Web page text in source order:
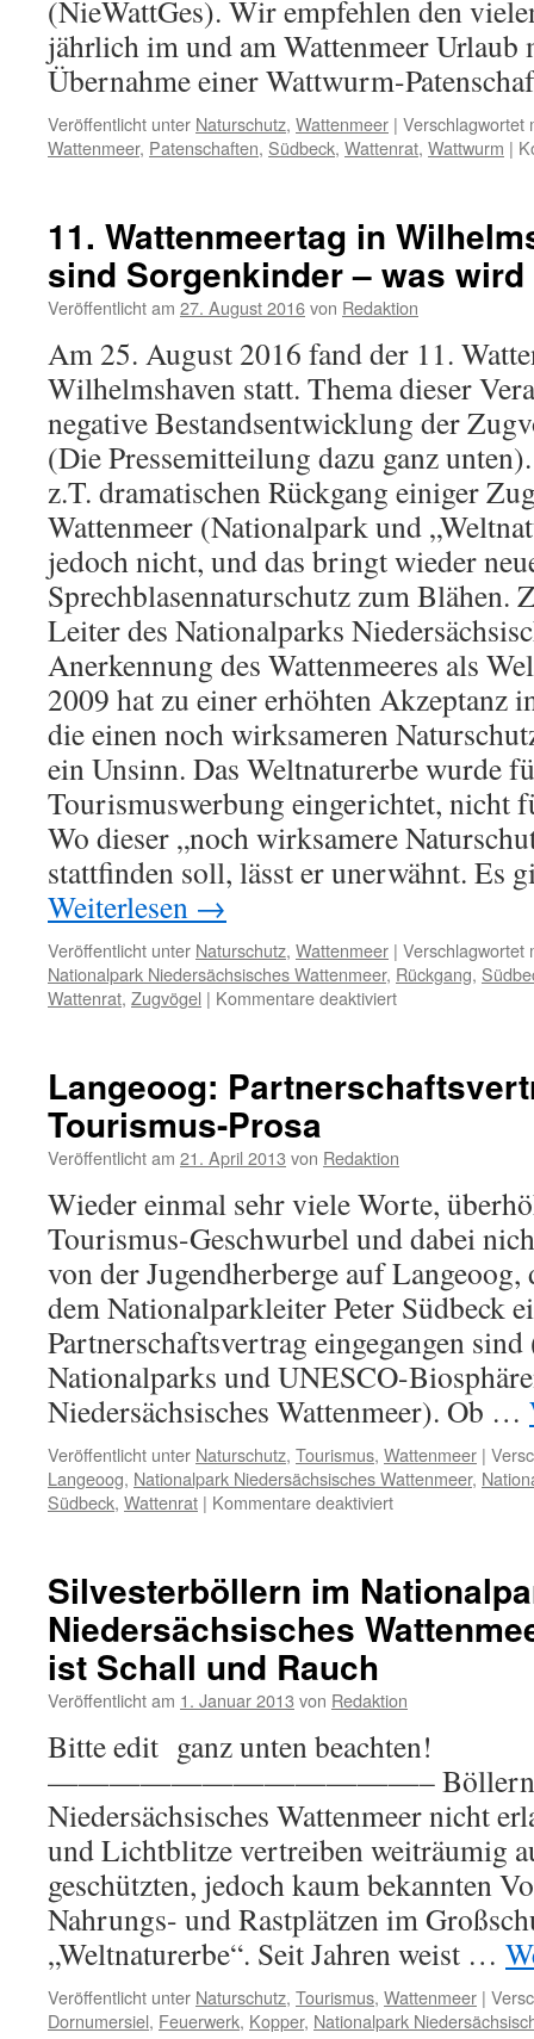
(NieWattGes). Wir empfehlen den
jährlich im und am Wattenmeer Urlaub
Übernahme einer Wattwurm-
Veröffentlicht unter Naturschutz, Wattenmeer | Verschlagwortet
Wattenmeer, Patenschaften, Südbeck, Wattenrat, Wattwurm |
11. Wattenmeertag in
sind Sorgenkinder – was
Veröffentlicht am 27. August 2016von Redaktion
Am 25. August 2016 fand der 11.
Wilhelmshaven statt. Thema dieser
negative Bestandsentwicklung der
(Die Pressemitteilung dazu ganz
z.T. dramatischen Rückgang einiger
Wattenmeer (Nationalpark und
jedoch nicht, und das bringt wieder
Sprechblasennaturschutz zum Blähen.
Leiter des Nationalparks
Anerkennung des Wattenmeeres als
2009 hat zu einer erhöhten Akzeptanz
die einen noch wirksameren
ein Unsinn. Das Weltnaturerbe wurde
Tourismuswerbung eingerichtet, nicht
Wo dieser „noch wirksamere
stattfinden soll, lässt er unerwähnt. Es
Weiterlesen →
Veröffentlicht unter Naturschutz, Wattenmeer | Verschlagwortet
Nationalpark Niedersächsisches Wattenmeer, Rückgang,
Wattenrat, Zugvögel | Kommentare deaktiviertfür
Wilhelmshaven:
Sorgenkinder
was
wird
getan?
Langeoog:
Tourismus-Prosa
Veröffentlicht am 21. April 2013 von Redaktion
Wieder einmal sehr viele Worte,
Tourismus-Geschwurbel und dabei
von der Jugendherberge auf
dem Nationalparkleiter Peter Südbeck
Partnerschaftsvertrag eingegangen
Nationalparks und UNESCO-
Niedersächsisches Wattenmeer). Ob …
Veröffentlicht unter Naturschutz, Tourismus, Wattenmeer |
Langeoog, Nationalpark Niedersächsisches Wattenmeer,
Südbeck, Wattenrat | Kommentare deaktiviertfür
leerer
Tourismus-
Prosa
Silvesterböllern im
Niedersächsisches
ist Schall und Rauch
Veröffentlicht am 1. Januar 2013 von Redaktion
Bitte edit ganz unten beachten!
————————————– Böllern ist
Niedersächsisches Wattenmeer nicht
und Lichtblitze vertreiben weiträumig
geschützten, jedoch kaum bekannten
Nahrungs- und Rastplätzen im
„Weltnaturerbe“. Seit Jahren weist …
Veröffentlicht unter Naturschutz, Tourismus, Wattenmeer |
Dornumersiel, Feuerwerk, Kopper, Nationalpark